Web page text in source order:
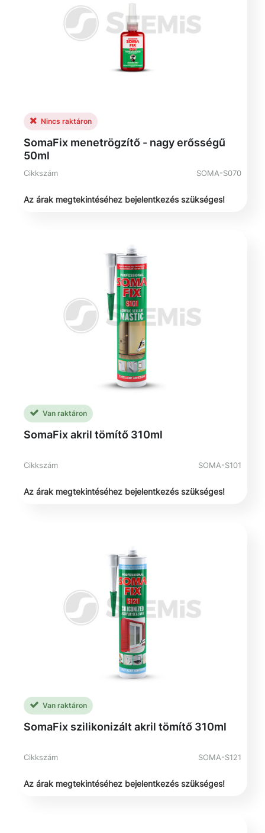
Nincs raktáron
SomaFix menetrögzítő - nagy erősségű
50ml
Cikkszám SOMA-S070
Az árak megtekintéséhez bejelentkezés szükséges!
Van raktáron
SomaFix akril tömítő 310ml
Cikkszám SOMA-S101
Az árak megtekintéséhez bejelentkezés szükséges!
Van raktáron
SomaFix szilikonizált akril tömítő 310ml
Cikkszám SOMA-S121
Az árak megtekintéséhez bejelentkezés szükséges!